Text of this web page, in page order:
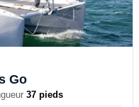
Go
37 pieds